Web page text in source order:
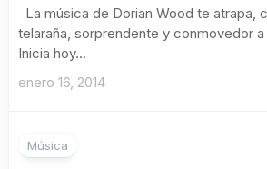
La música de Dorian Wood te atrapa,
telaraña, sorprendente y conmovedor
Inicia hoy...
enero 16, 2014
Música